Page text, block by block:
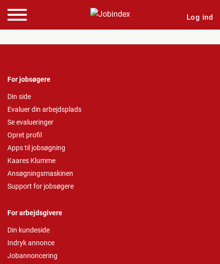
Log ind
For jobsøgere
Din side
Evaluer din arbejdsplads
Se evalueringer
Opret profil
Apps til jobsøgning
Kaares Klumme
Ansøgningsmaskinen
Support for jobsøgere
For arbejdsgivere
Din kundeside
Indryk annonce
Jobannoncering